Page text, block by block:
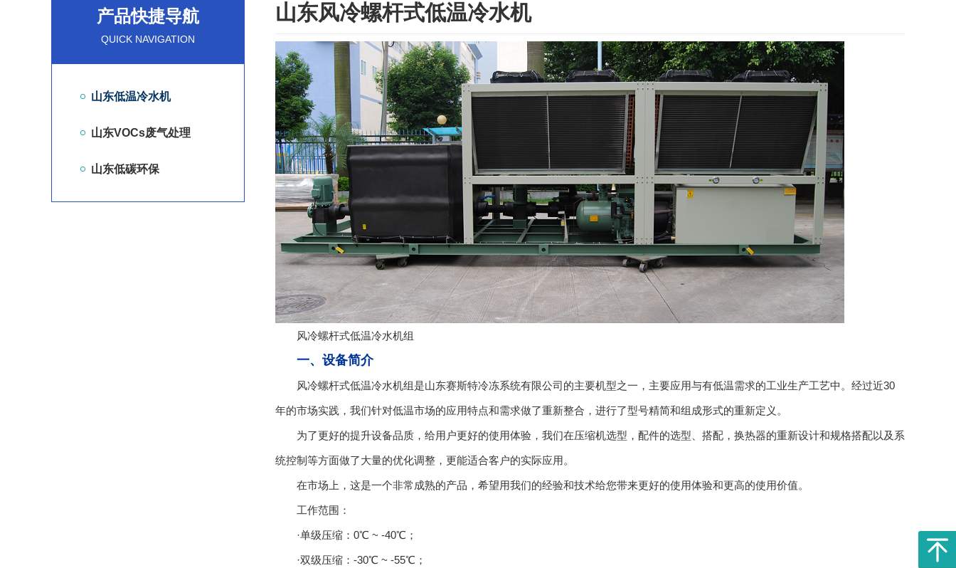
产品快捷导航
QUICK NAVIGATION
山东低温冷水机
山东VOCs废气处理
山东低碳环保
山东风冷螺杆式低温冷水机
风冷螺杆式低温冷水机组
一、设备简介
风冷螺杆式低温冷水机组是山东赛斯特冷冻系统有限公司的主要机型之一，主要应用与有低温需求的工业生产工艺中。经过近30
年的市场实践，我们针对低温市场的应用特点和需求做了重新整合，进行了型号精简和组成形式的重新定义。
为了更好的提升设备品质，给用户更好的使用体验，我们在压缩机选型，配件的选型、搭配，换热器的重新设计和规格搭配以及系
统控制等方面做了大量的优化调整，更能适合客户的实际应用。
在市场上，这是一个非常成熟的产品，希望用我们的经验和技术给您带来更好的使用体验和更高的使用价值。
工作范围：
·单级压缩：0℃ ~ -40℃；
·双级压缩：-30℃ ~ -55℃；